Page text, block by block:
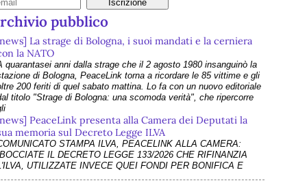
- 21/3/2026 15:21
ambiente/news-am
storica CEDU
CEDU #cambiamenticlimatici
pubblico
La strage di Bologna, i suoi mandati e la cerniera
la NATO
quarantasei anni dalla strage che il 2 agosto 1980 insanguinò la
di Bologna, PeaceLink torna a ricordare le 85 vittime e gli
200 feriti di quel sabato mattina. Lo fa con un nuovo editoriale
titolo "Strage di Bologna: una scomoda verità", che ripercorre
PeaceLink presenta alla Camera dei Deputati la
memoria sul Decreto Legge ILVA
STAMPA ILVA, PEACELINK ALLA CAMERA:
IL DECRETO LEGGE 133/2026 CHE RIFINANZIA
UTILIZZATE INVECE QUEI FONDI PER BONIFICA E
L’associazione - su richiesta della Camera dei
- ha presentato alla Commissione Finanze della Camer
La violenza non ha mai giustificazioni e finisce
per danneggiare le cause che dichiara di